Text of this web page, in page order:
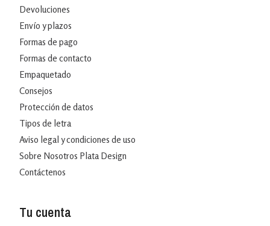
Devoluciones
Envío y plazos
Formas de pago
Formas de contacto
Empaquetado
Consejos
Protección de datos
Tipos de letra
Aviso legal y condiciones de uso
Sobre Nosotros Plata Design
Contáctenos
Tu cuenta